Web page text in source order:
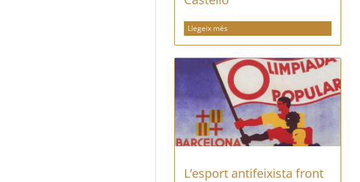
Llegeix més
L’esport antifeixista front